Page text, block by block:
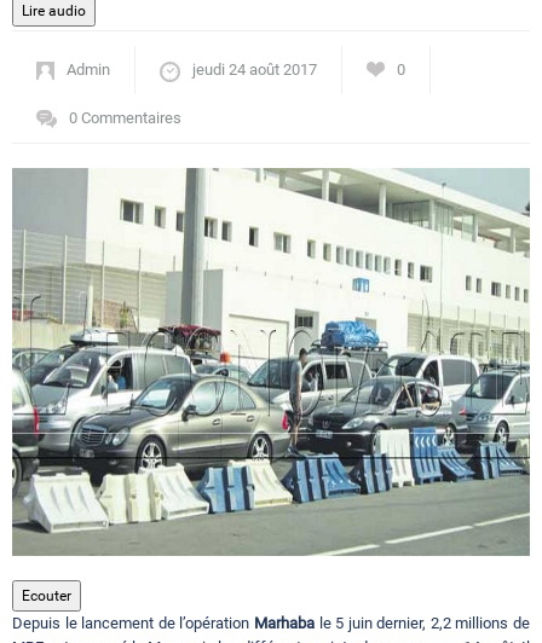
Actualités
Circuits touristiques
Tourisme
Régions
Hotels
Contact
Admin jeudi 24 août 2017 0
0 Commentaires
Ecouter
Depuis le lancement de l’opération Marhabale 5 juin dernier, 2,2 millions de